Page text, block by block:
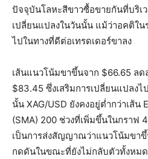
ปัจจุบันโลหะสีขาวซื้อขายกันที่บริเ
เปลี่ยนแปลงในวันนั้น แม้ว่าอคติใน
ไปในทางที่ดีต่อเทรดเดอร์ขาลง
เส้นแนวโน้มขาขึ้นจาก $66.65 ล
$83.45 ซึ่งเสริมการเปลี่ยนแปลงไ
นั้น XAG/USD ยังคงอยู่ต่ำกว่าเส้น
(SMA) 200 ช่วงที่เพิ่มขึ้นในกราฟ
เป็นการส่งสัญญาณว่าแนวโน้มขาขึ้
กดดันในขณะที่ยังไม่กลับตัวทั้งหมด